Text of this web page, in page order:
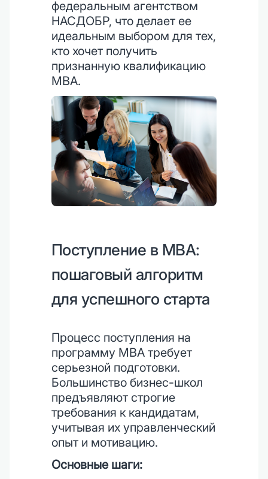
федеральным агентством
НАСДОБР, что делает ее
идеальным выбором для тех,
кто хочет получить
признанную квалификацию
MBA.
Поступление в MBA:
пошаговый алгоритм
для успешного старта
Процесс поступления на
программу MBA требует
серьезной подготовки.
Большинство бизнес-школ
предъявляют строгие
требования к кандидатам,
учитывая их управленческий
опыт и мотивацию.
Основные шаги: